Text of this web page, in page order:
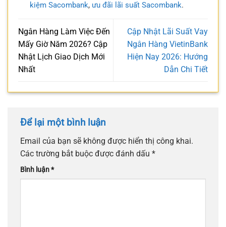
kiệm Sacombank, ưu đãi lãi suất Sacombank.
Ngân Hàng Làm Việc Đến
Mấy Giờ Năm 2026? Cập
Nhật Lịch Giao Dịch Mới
Nhất
Cập Nhật Lãi Suất Vay
Ngân Hàng VietinBank
Hiện Nay 2026: Hướng
Dẫn Chi Tiết
Để lại một bình luận
Email của bạn sẽ không được hiển thị công khai.
Các trường bắt buộc được đánh dấu *
Bình luận*